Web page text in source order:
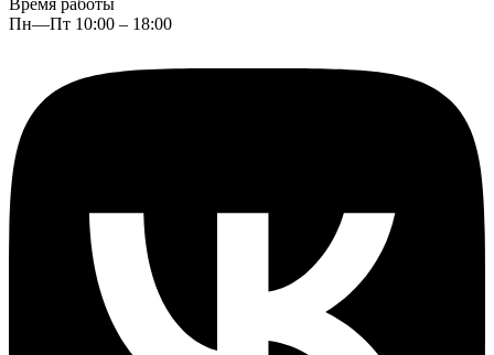
Время работы
Пн—Пт 10:00 – 18:00